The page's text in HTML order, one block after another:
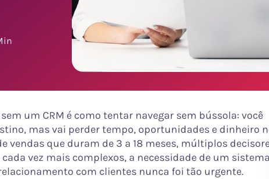
um CRM é como tentar navegar sem bússola: você
mas vai perder tempo, oportunidades e dinheiro
vendas que duram de 3 a 18 meses, múltiplos
vez mais complexos, a necessidade de um sistema
com clientes nunca foi tão urgente.